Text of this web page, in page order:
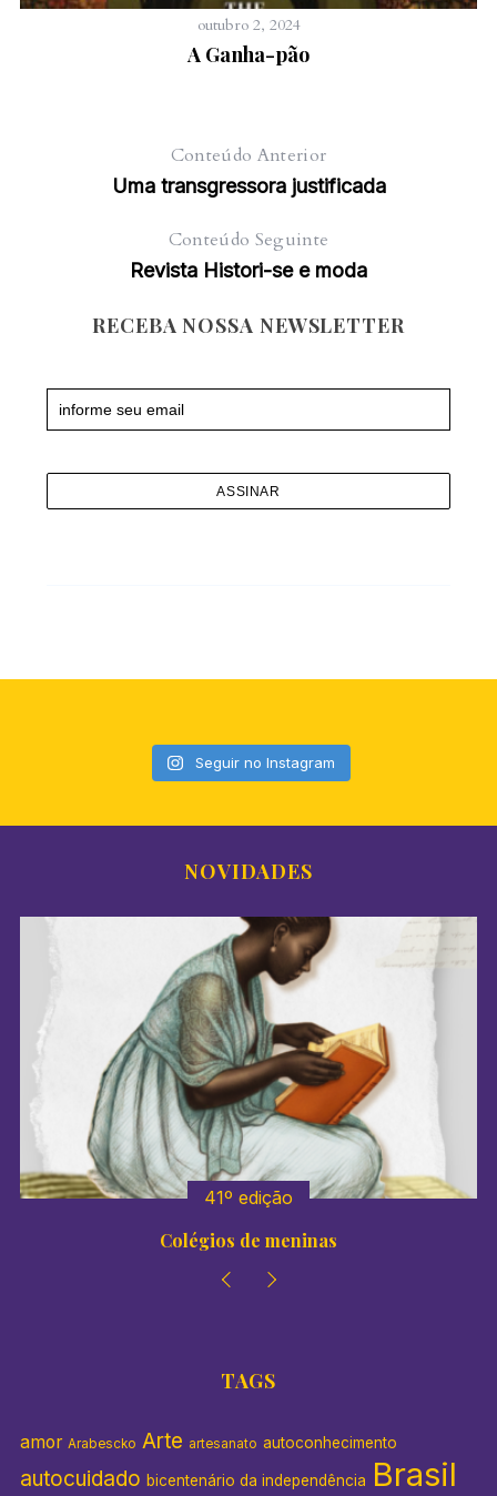
outubro 2, 2024
A Ganha-pão
Conteúdo Anterior
Uma transgressora justificada
Conteúdo Seguinte
Revista Histori-se e moda
RECEBA NOSSA NEWSLETTER
Seguir no Instagram
NOVIDADES
41º edição
Colégios de meninas
TAGS
amor Arabescko Arte artesanato autoconhecimento
autocuidado bicentenário da independência Brasil